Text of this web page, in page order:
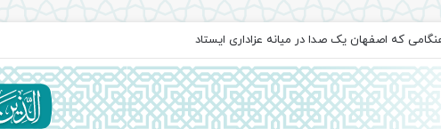
جماعت در موکب فاطمه الزهرا (س)